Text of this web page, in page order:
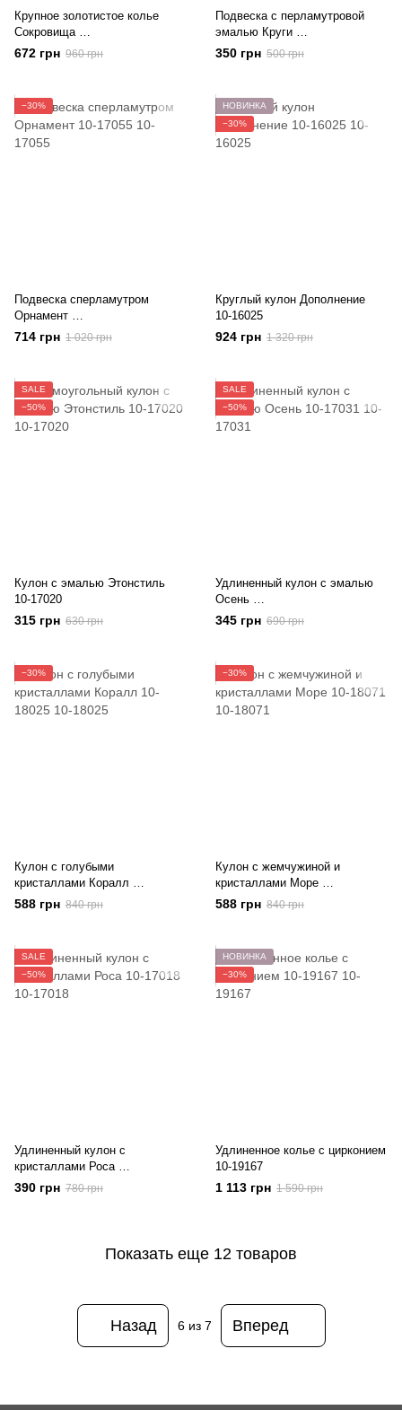
Крупное золотистое колье
Сокровища
10-16102
672 грн 960 грн
Подвеска с перламутровой
эмалью Круги
10-17022
350 грн 500 грн
−30%
Подвеска сперламутром
Орнамент
10-17055
714 грн 1 020 грн
НОВИНКА
−30%
Круглый кулон Дополнение
10-16025
924 грн 1 320 грн
SALE
−50%
Кулон с эмалью Этонстиль
10-17020
315 грн 630 грн
SALE
−50%
Удлиненный кулон с эмалью
Осень
10-17031
345 грн 690 грн
−30%
Кулон с голубыми
кристаллами Коралл
10-18025
588 грн 840 грн
−30%
Кулон с жемчужиной и
кристаллами Море
10-18071
588 грн 840 грн
SALE
−50%
Удлиненный кулон с
кристаллами Роса
10-17018
390 грн 780 грн
НОВИНКА
−30%
Удлиненное колье с цирконием
10-19167
1 113 грн 1 590 грн
Показать еще 12 товаров
Назад 6из 7 Вперед